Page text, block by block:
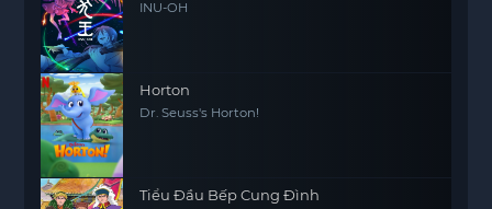
INU-OH
Horton
Dr. Seuss's Horton!
Tiểu Đầu Bếp Cung Đình